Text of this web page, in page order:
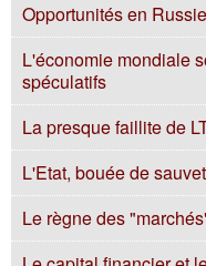
Opportunités en
L'économie mondiale
spéculatifs
La presque faillite de
L'Etat, bouée de
Le règne des